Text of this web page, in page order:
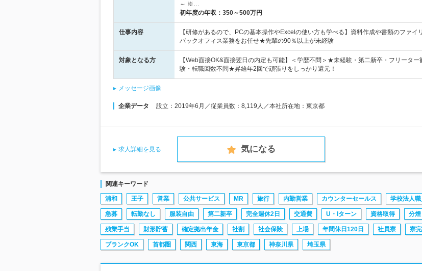
～ ※…
初年度の年収： 350～500万円
仕事内容
【研修があるので、PCの基本操作やExcelの使い方も学べる】資料作成や書類のファイ
バックオフィス業務をお任せ★先輩の90％以上が未経験
対象となる方
【Web面接OK&面接翌日の内定も可能】＜学歴不問＞★未経験・第二新卒・フリータ
験・転職回数不問★昇給年2回で頑張りをしっかり還元！
メッセージ画像
企業データ 設立：2019年6月／従業員数：8,119人／本社所在地：東京都
求人詳細を見る 気になる
関連キーワード
浦和 王子 営業 公共サービス MR 旅行 内勤営業 カウンターセールス 学校法人職
急募 転勤なし 服装自由 第二新卒 完全週休2日 交通費 U・Iターン 資格取得 分煙
残業手当 財形貯蓄 確定拠出年金 社割 社会保険 上場 年間休日120日 社員寮 寮
ブランクOK 首都圏 関西 東海 東京都 神奈川県 埼玉県